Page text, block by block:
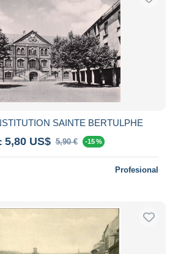
SAINTE BERTULPHE
5,80 US$ 5,90 € -15 %
Profesional